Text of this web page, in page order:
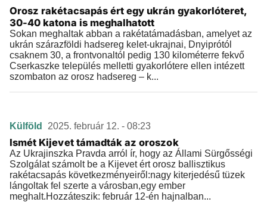
Orosz rakétacsapás ért egy ukrán gyakorlóteret,
30-40 katona is meghalhatott
Sokan meghaltak abban a rakétatámadásban, amelyet az
ukrán szárazföldi hadsereg kelet-ukrajnai, Dnyiprótól
csaknem 30, a frontvonaltól pedig 130 kilométerre fekvő
Cserkaszke település melletti gyakorlótere ellen intézett
szombaton az orosz hadsereg – k...
Külföld 2025. február 12. - 08:23
Ismét Kijevet támadták az oroszok
Az Ukrajinszka Pravda arról ír, hogy az Állami Sürgősségi
Szolgálat számolt be a Kijevet ért orosz ballisztikus
rakétacsapás következményeiről:nagy kiterjedésű tüzek
lángoltak fel szerte a városban,egy ember
meghalt.Hozzáteszik: február 12-én hajnalban...